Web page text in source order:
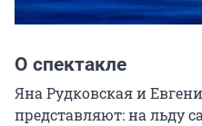
О спектакле
Яна Рудковская и
представляют: на льду